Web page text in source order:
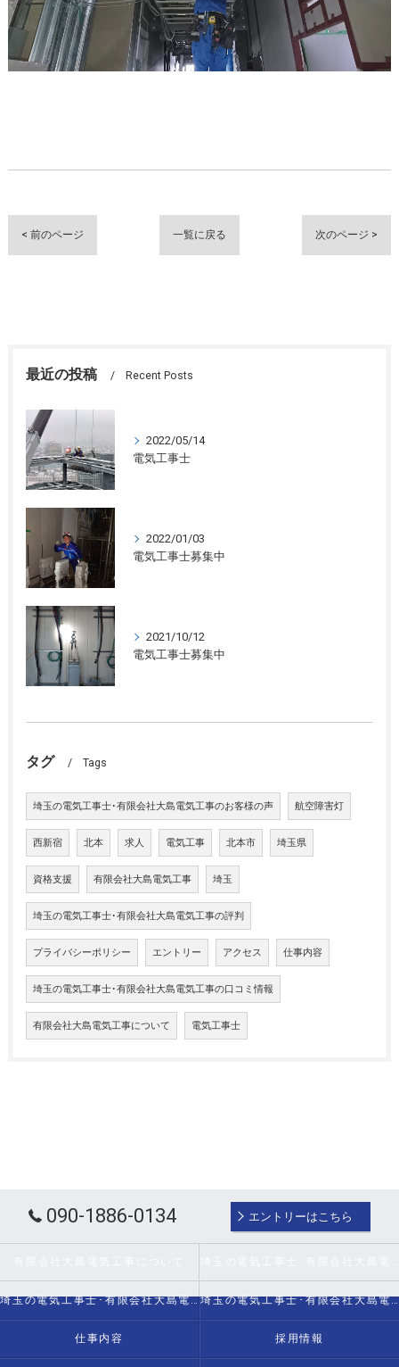
< 前のページ 一覧に戻る 次のページ >
最近の投稿 Recent Posts
2022/05/14
電気工事士
2022/01/03
電気工事士募集中
2021/10/12
電気工事士募集中
タグ Tags
埼玉の電気工事士･有限会社大島電気工事のお客様の声 航空障害灯
西新宿 北本 求人 電気工事 北本市 埼玉県
資格支援 有限会社大島電気工事 埼玉
埼玉の電気工事士･有限会社大島電気工事の評判
プライバシーポリシー エントリー アクセス 仕事内容
埼玉の電気工事士･有限会社大島電気工事の口コミ情報
有限会社大島電気工事について 電気工事士
090-1886-0134 エントリーはこちら
埼玉の電気工事士･有限会社大島電気工事の評判 埼玉の電気工事士･有限会社大島電気工事のお客様の声
仕事内容 採用情報